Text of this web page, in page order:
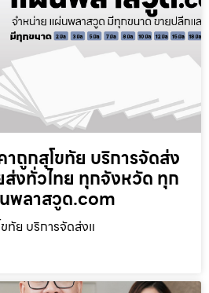
ถูกสุโขทัย บริการจัดส่ง
งทั่วไทย ทุกจังหวัด ทุก
พลาสวูด.com
ทัย บริการจัดส่งแ